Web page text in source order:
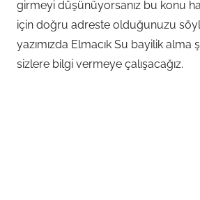
girmeyi düşünüyorsanız bu konu
için doğru adreste olduğunuzu
yazımızda Elmacık Su bayilik alma
sizlere bilgi vermeye çalışacağız.